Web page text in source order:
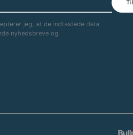
jeg, at de indtastede data
nyhedsbreve og